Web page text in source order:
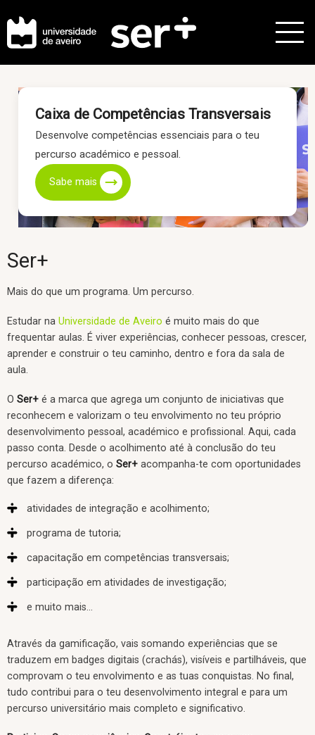
Caixa de Competências Transversais
Desenvolve competências essenciais para o teu
percurso académico e pessoal.
Sabe mais
Ser+
Mais do que um programa. Um percurso.
Estudar na Universidade de Aveiro é muito mais do que
frequentar aulas. É viver experiências, conhecer pessoas, crescer,
aprender e construir o teu caminho, dentro e fora da sala de
aula.
O Ser+ é a marca que agrega um conjunto de iniciativas que
reconhecem e valorizam o teu envolvimento no teu próprio
desenvolvimento pessoal, académico e profissional. Aqui, cada
passo conta. Desde o acolhimento até à conclusão do teu
percurso académico, o Ser+ acompanha-te com oportunidades
que fazem a diferença:
atividades de integração e acolhimento;
programa de tutoria;
capacitação em competências transversais;
participação em atividades de investigação;
e muito mais...
Através da gamificação, vais somando experiências que se
traduzem em badges digitais (crachás), visíveis e partilháveis, que
comprovam o teu envolvimento e as tuas conquistas. No final,
tudo contribui para o teu desenvolvimento integral e para um
percurso universitário mais completo e significativo.